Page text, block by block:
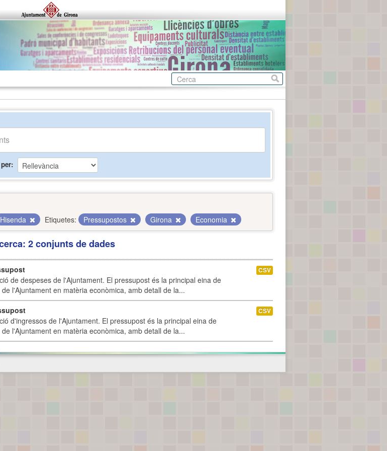
Hisenda Etiquetes: Pressupostos Girona Economia
2 conjunts de dades
de despeses de l'Ajuntament. El pressupost és la principal eina de
l'Ajuntament en matèria econòmica, amb detall de la...
CSV
d'ingressos de l'Ajuntament. El pressupost és la principal eina de
l'Ajuntament en matèria econòmica, amb detall de la...
CSV